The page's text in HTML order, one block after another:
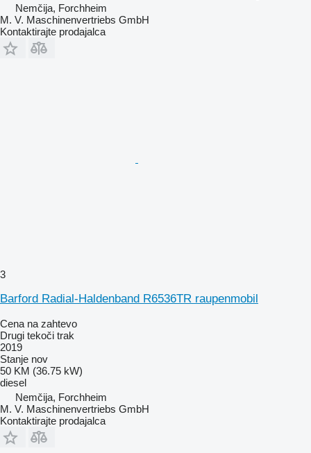
Nemčija, Forchheim
M. V. Maschinenvertriebs GmbH
Kontaktirajte prodajalca
3
Barford Radial-Haldenband R6536TR raupenmobil
Cena na zahtevo
Drugi tekoči trak
2019
Stanje nov
50 KM (36.75 kW)
diesel
Nemčija, Forchheim
M. V. Maschinenvertriebs GmbH
Kontaktirajte prodajalca